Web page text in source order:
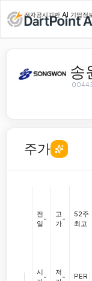
전자공시기반 AI 기업정
송
주가
전
일
-
시
-
고
가
-
저
-
52주
최고
PER